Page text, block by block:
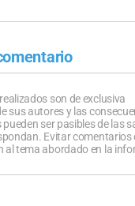
son de exclusiva
sus autores y las
ser pasibles de las
Evitar
al tema abordado en la